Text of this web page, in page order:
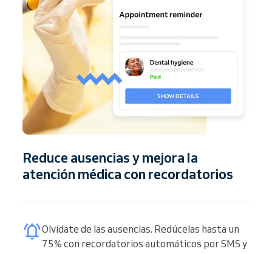
Reduce ausencias y mejora la
atención médica con recordatorios
Olvídate de las ausencias. Redúcelas hasta un
75% con recordatorios automáticos por SMS y